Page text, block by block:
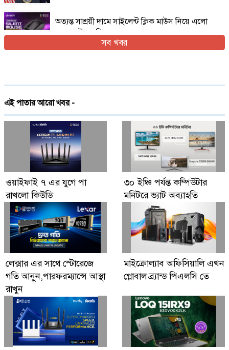
অত্যন্ত সাশ্রয়ী দামে সাইলেন্ট ক্লিক মাউস নিয়ে এলো
এফোরটেক ওপি-৫৫০এস
চালু
গ্লোবাল ব্র্যান্ড পিএলসি নিয়ে এলো লেনোভো ঈদ
ফেস্টিভাল অফার
Digital Economy Can Power Inclusive
Growth and Innovation
সব খবর
এই পাতার আরো খবর -
ওয়াইফাই ৭ এর যুগে পা
রাখলো কিউডি
৩০ ইঞ্চি পর্যন্ত কম্পিউটার
মনিটরে ভ্যাট অব্যাহতি
লেক্সার এর সাথে স্টোরেজে
গতি আনুন,পারফরম্যান্সে আস্থা
রাখুন
মাইক্রোল্যাব অফিসিয়ালি এখন
গ্লোবাল ব্র্যান্ড পিএলসি তে